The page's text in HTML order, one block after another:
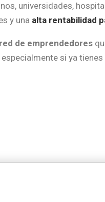
universidades,
y una alta rentabilidad
red de emprendedores
si ya tienes